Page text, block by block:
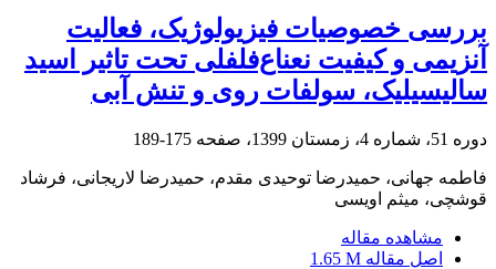
بررسی خصوصیات فیزیولوژیک، فعالیت
آنزیمی و کیفیت نعناع‌فلفلی تحت تاثیر اسید
سالیسیلیک، سولفات روی و تنش آبی
دوره 51، شماره 4، زمستان 1399، صفحه 175-189
فاطمه جهانی، حمیدرضا توحیدی مقدم، حمیدرضا لاریجانی، فرشاد
قوشچی، میثم اویسی
مشاهده مقاله
اصل مقاله 1.65 M